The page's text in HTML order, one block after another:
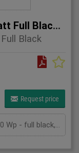
Maysun Solar MSE-07 370 Watt Full Black Solar Module
Black
Request price
Solar module Maysun Solar, MSE-07 370 Wp - full black, mono PU module, 1755 mm x 1038 mm x 30 mm, length of connection cable 110 cm, collection only